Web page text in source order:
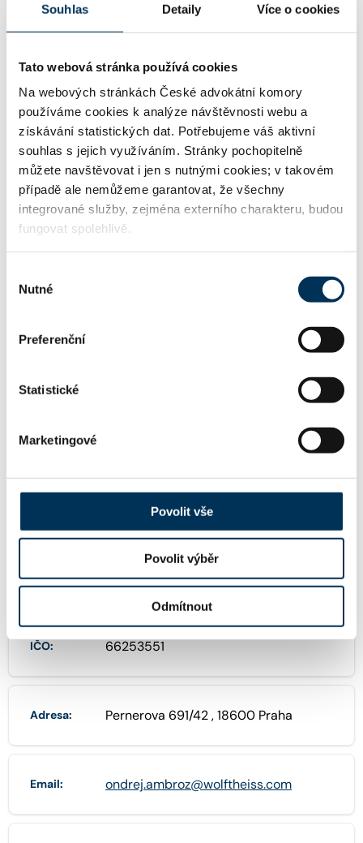
Souhlas Detaily Více o cookies
Tato webová stránka používá cookies
Na webových stránkách České advokátní komory
používáme cookies k analýze návštěvnosti webu a
získávání statistických dat. Potřebujeme váš aktivní
souhlas s jejich využíváním. Stránky pochopitelně
můžete navštěvovat i jen s nutnými cookies; v takovém
případě ale nemůžeme garantovat, že všechny
integrované služby, zejména externího charakteru, budou
fungovat spolehlivě.
souhlasu
Nutné
Preferenční
Statistické
Marketingové
Povolit vše
Povolit výběr
Odmítnout
TRVALE SPOLUPRACUJE S FIRMOU
WOLF THEISS Rechtsanwälte GmbH & Co KG, orga
nizační složka
Další emaily:
Telefon:
Název: Ambrož Ondřej, Mgr., advokát
IČO: 66253551
Adresa: Pernerova 691/42 , 18600 Praha
Email: ondrej.ambroz@wolftheiss.com